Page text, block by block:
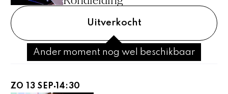
Uitverkocht
Ander moment nog wel beschikbaar
ZO 13 SEP 14:30